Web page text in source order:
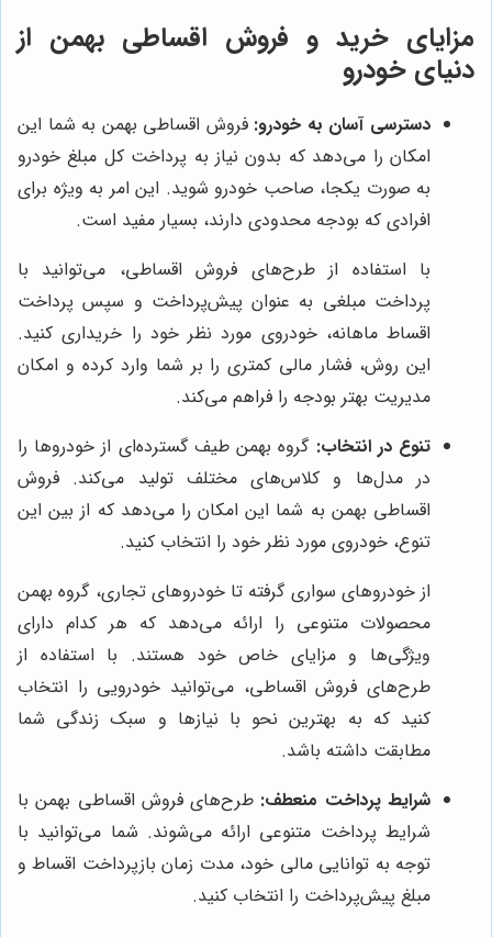
مزایای خرید و فروش اقساطی بهمن از
دنیای خودرو
دسترسی آسان به خودرو: فروش اقساطی بهمن به شما این
امکان را می‌دهد که بدون نیاز به پرداخت کل مبلغ خودرو
به صورت یکجا، صاحب خودرو شوید. این امر به ویژه برای
افرادی که بودجه محدودی دارند، بسیار مفید است.
با استفاده از طرح‌های فروش اقساطی، می‌توانید با
پرداخت مبلغی به عنوان پیش‌پرداخت و سپس پرداخت
اقساط ماهانه، خودروی مورد نظر خود را خریداری کنید.
این روش، فشار مالی کمتری را بر شما وارد کرده و امکان
مدیریت بهتر بودجه را فراهم می‌کند.
تنوع در انتخاب: گروه بهمن طیف گسترده‌ای از خودروها را
در مدل‌ها و کلاس‌های مختلف تولید می‌کند. فروش
اقساطی بهمن به شما این امکان را می‌دهد که از بین این
تنوع، خودروی مورد نظر خود را انتخاب کنید.
از خودروهای سواری گرفته تا خودروهای تجاری، گروه بهمن
محصولات متنوعی را ارائه می‌دهد که هر کدام دارای
ویژگی‌ها و مزایای خاص خود هستند. با استفاده از
طرح‌های فروش اقساطی، می‌توانید خودرویی را انتخاب
کنید که به بهترین نحو با نیازها و سبک زندگی شما
مطابقت داشته باشد.
شرایط پرداخت منعطف: طرح‌های فروش اقساطی بهمن با
شرایط پرداخت متنوعی ارائه می‌شوند. شما می‌توانید با
توجه به توانایی مالی خود، مدت زمان بازپرداخت اقساط و
مبلغ پیش‌پرداخت را انتخاب کنید.